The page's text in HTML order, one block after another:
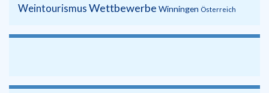
Weintourismus Wettbewerbe Winningen Österreich